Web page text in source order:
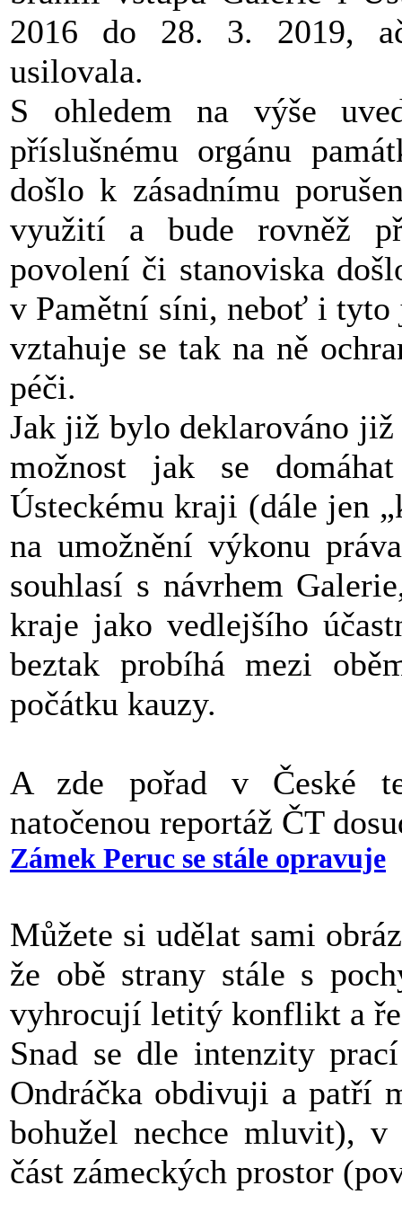
2016 do 28. 3. 2019,
usilovala.
S ohledem na výše
příslušnému orgánu
došlo k zásadnímu
využití a bude rovněž
povolení či stanoviska
v Pamětní síni, neboť i
vztahuje se tak na ně
péči.
Jak již bylo deklarováno
možnost jak se
Ústeckému kraji (dále jen
na umožnění výkonu
souhlasí s návrhem
kraje jako vedlejšího
beztak probíhá mezi
počátku kauzy.
A zde pořad v České
natočenou reportáž ČT
Zámek Peruc se stále opravuje
Můžete si udělat sami
že obě strany stále s
vyhrocují letitý konflikt a
Snad se dle intenzity
Ondráčka obdivuji a patří
bohužel nechce mluvit), v
část zámeckých prostor